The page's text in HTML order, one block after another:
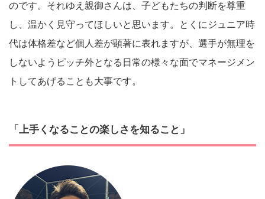
のです。それゆえ親御さんは、子どもたちの判断を尊重
し、温かく見守ってほしいと思います。とくにジュニア時
代は体格差など個人差が顕著に表れますが、選手が無理を
しないようピッチ外となる日常の様々な面でマネージメン
トしてあげることも大事です。
「上手くなることの楽しさを知ること」